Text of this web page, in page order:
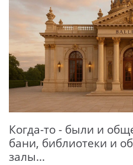
Когда-то - были и
бани, библиотеки и
залы...